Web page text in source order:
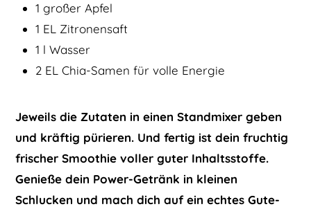
1 großer Apfel
1 EL Zitronensaft
1 l Wasser
2 EL Chia-Samen für volle Energie
Jeweils die Zutaten in einen Standmixer geben
und kräftig pürieren. Und fertig ist dein fruchtig
frischer Smoothie voller guter Inhaltsstoffe.
Genieße dein Power-Getränk in kleinen
Schlucken und mach dich auf ein echtes Gute-